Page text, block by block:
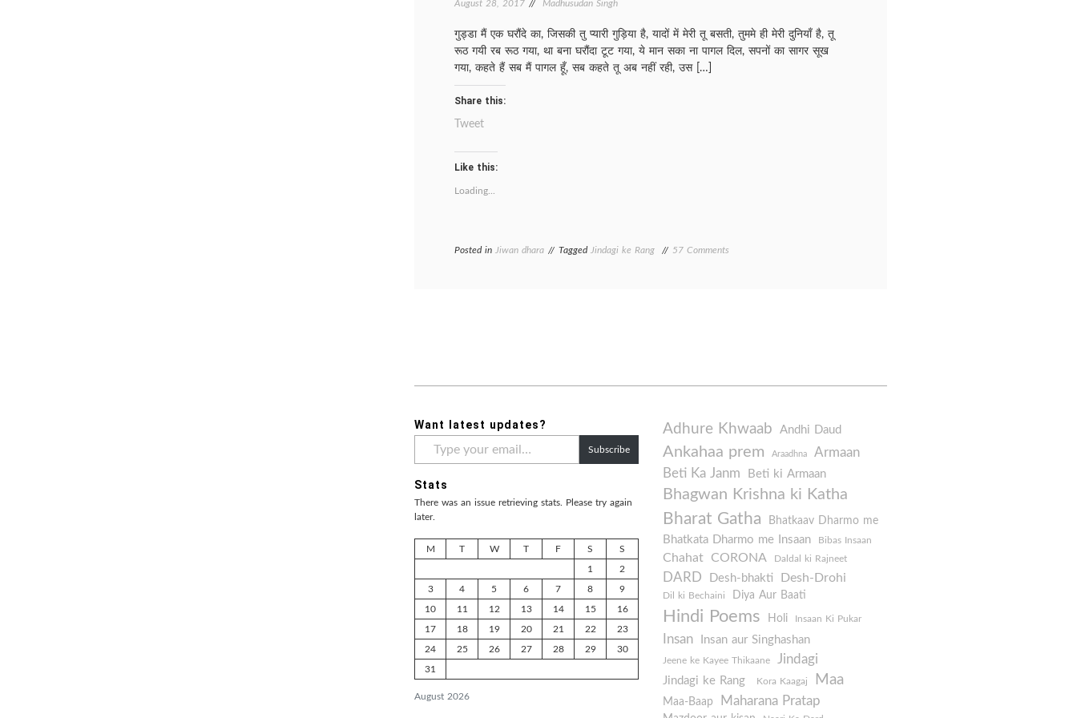
August 28, 2017 Madhusudan Singh
गुड्डा ​मैं एक घरौंदे का, जिसकी तु प्यारी गुड़िया है, यादों में मेरी तू बसती, तुममे ही मेरी दुनियाँ है, तू
रूठ गयी रब रूठ गया, था बना घरौंदा टूट गया, ये मान सका ना पागल दिल, सपनों का सागर सूख
गया, कहते हैं सब मैं पागल हूँ, सब कहते तू अब नहीं रही, उस […]
Share this:
Tweet
Like this:
Loading...
Posted in Jiwan dhara Tagged Jindagi ke Rang 57 Comments
Want latest updates?
Subscribe
Stats
There was an issue retrieving stats. Please try again
later.
August 2026
M T W T F S S
1 2
3 4 5 6 7 8 9
10 11 12 13 14 15 16
17 18 19 20 21 22 23
24 25 26 27 28 29 30
31
Adhure Khwaab Andhi Daud
Ankahaa prem Araadhna
Armaan
Beti Ka Janm
Beti ki Armaan
Bhagwan Krishna ki Katha
Bharat Gatha Bhatkaav Dharmo me
Bhatkata Dharmo me Insaan Bibas Insaan
Chahat CORONA Daldal ki Rajneet
DARD Desh-bhakti Desh-Drohi
Dil ki Bechaini Diya Aur Baati
Hindi Poems Holi Insaan Ki Pukar
Insan Insan aur Singhashan
Jeene ke Kayee Thikaane Jindagi
Jindagi ke Rang Kora Kaagaj Maa
Maa-Baap Maharana Pratap